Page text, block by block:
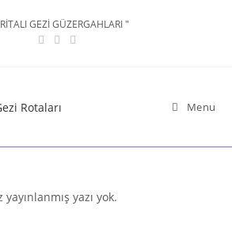
GEZİ GÜZERGAHLARI "
Menu
yazı yok.